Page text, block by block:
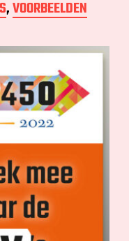
,VOORBEELDEN